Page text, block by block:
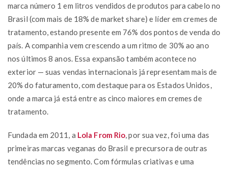
marca número 1 em litros vendidos de produtos para cabelo no
Brasil (com mais de 18% de market share) e líder em cremes de
tratamento, estando presente em 76% dos pontos de venda do
país. A companhia vem crescendo a um ritmo de 30% ao ano
nos últimos 8 anos. Essa expansão também acontece no
exterior — suas vendas internacionais já representam mais de
20% do faturamento, com destaque para os Estados Unidos,
onde a marca já está entre as cinco maiores em cremes de
tratamento.
Fundada em 2011, a Lola From Rio , por sua vez, foi uma das
primeiras marcas veganas do Brasil e precursora de outras
tendências no segmento. Com fórmulas criativas e uma